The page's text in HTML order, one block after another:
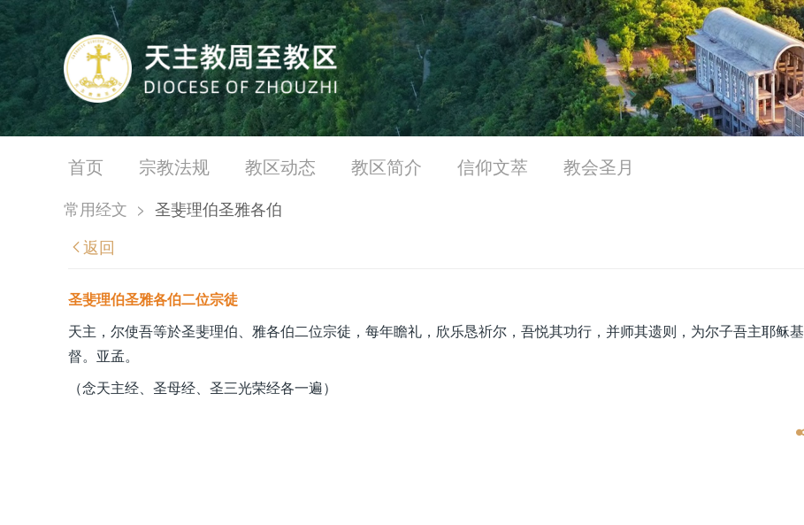
首页 宗教法规 教区动态 教区简介 信仰文萃 教会圣月
常用经文 > 圣斐理伯圣雅各伯
返回
圣斐理伯圣雅各伯二位宗徒
天主，尔使吾等於圣斐理伯、雅各伯二位宗徒，每年瞻礼，欣乐恳祈尔，吾悦其功行，并师其遗则，为尔子吾主耶稣基
督。亚孟。
（念天主经、圣母经、圣三光荣经各一遍）